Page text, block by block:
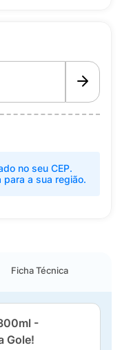
no seu CEP.
a sua região.
Ficha Técnica
-
Gole!